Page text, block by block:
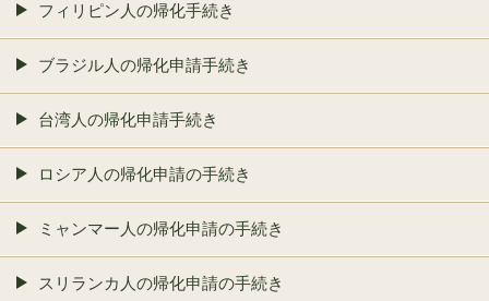
フィリピン人の帰化手続き
ブラジル人の帰化申請手続き
台湾人の帰化申請手続き
ロシア人の帰化申請の手続き
ミャンマー人の帰化申請の手続き
スリランカ人の帰化申請の手続き